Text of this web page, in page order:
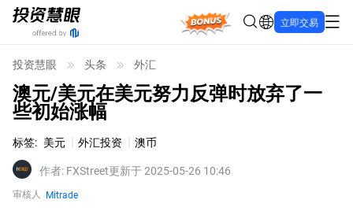
Bonus 立即交易
投资慧眼 头条 外汇
澳元/美元在美元努力反弹时放弃了一
些初始涨幅
标签: 美元 外汇投资
澳币
作者: FXStreet更新于 2025-05-26 10:46
审核人 Mitrade